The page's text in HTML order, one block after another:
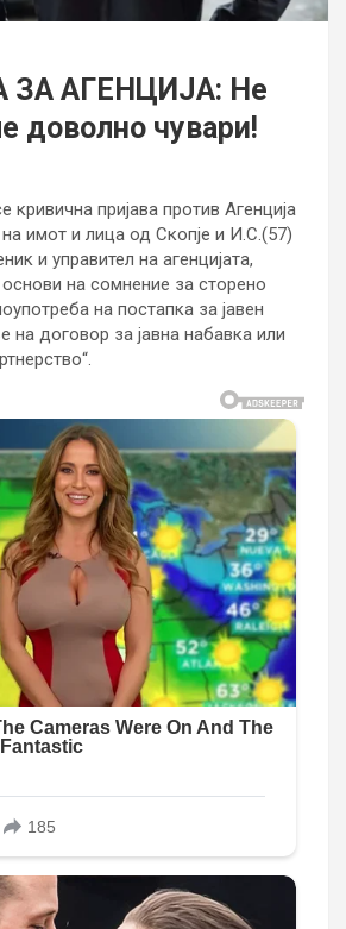
ЗА АГЕНЦИЈА: Не
доволно чувари!
пријава против Агенција
имот и лица од Скопје и И.С.(57)
и управител на агенцијата,
на сомнение за сторено
на постапка за јавен
на договор за јавна набавка или